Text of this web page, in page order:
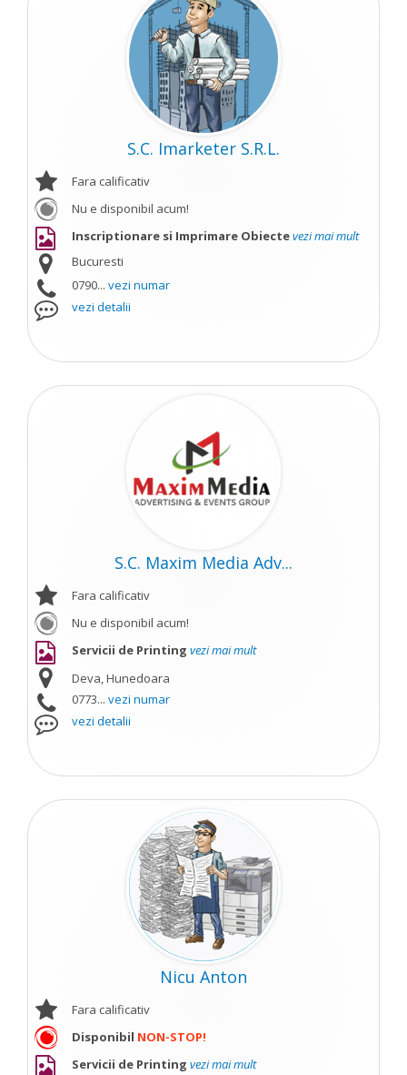
S.C. Imarketer S.R.L.
Fara calificativ
Nu e disponibil acum!
Inscriptionare si Imprimare Obiectevezi mai mult
Bucuresti
0790... vezi numar
vezi detalii
S.C. Maxim Media Adv...
Fara calificativ
Nu e disponibil acum!
Servicii de Printing vezi mai mult
Deva, Hunedoara
0773... vezi numar
vezi detalii
Nicu Anton
Fara calificativ
Disponibil NON-STOP!
Servicii de Printing vezi mai mult